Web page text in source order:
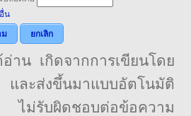
น
ม
ยกเลิก
าน เกิดจากการเขียนโดย
ส่งขึ้นมาแบบอัตโนมัติ
ไม่รับผิดชอบต่อข้อความ